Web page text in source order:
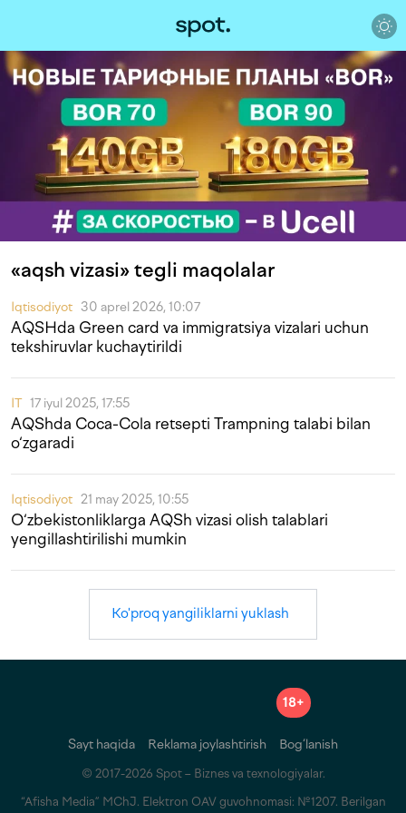
«aqsh vizasi» tegli maqolalar
Iqtisodiyot 30 aprel 2026, 10:07
AQSHda Green card va immigratsiya vizalari uchun
tekshiruvlar kuchaytirildi
IT 17 iyul 2025, 17:55
AQShda Coca-Cola retsepti Trampning talabi bilan
o‘zgaradi
Iqtisodiyot 21 may 2025, 10:55
O‘zbekistonliklarga AQSh vizasi olish talablari
yengillashtirilishi mumkin
Ko'proq yangiliklarni yuklash
18+
Sayt haqida Reklama joylashtirish Bog‘lanish
© 2017-2026 Spot – Biznes va texnologiyalar.
“Afisha Media” MChJ. Elektron OAV guvohnomasi: №1207. Berilgan